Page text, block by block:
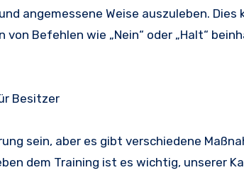
angemessene Weise auszuleben. Dies
Befehlen wie „Nein“ oder „Halt“
Besitzer
sein, aber es gibt verschiedene
dem Training ist es wichtig, unserer